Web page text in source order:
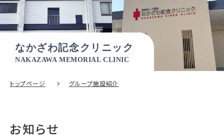
なかざわ記念クリニック
NAKAZAWA MEMORIAL CLINIC
トップページ グループ施設紹介
お知らせ